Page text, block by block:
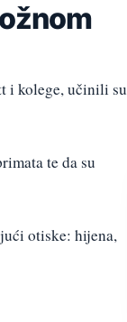
i kolege, učinili su
te da su
otiske: hijena,